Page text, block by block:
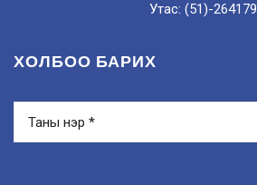
Утас: (51)-264179
ХОЛБОО БАРИХ